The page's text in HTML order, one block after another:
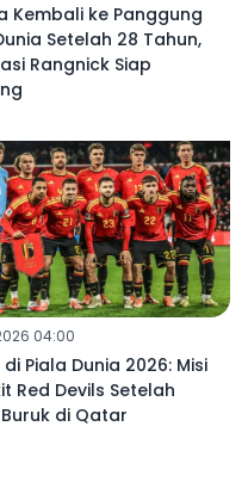
Kembali ke Panggung
Setelah 28 Tahun,
Rangnick Siap
04:00
Piala Dunia 2026: Misi
Red Devils Setelah
di Qatar